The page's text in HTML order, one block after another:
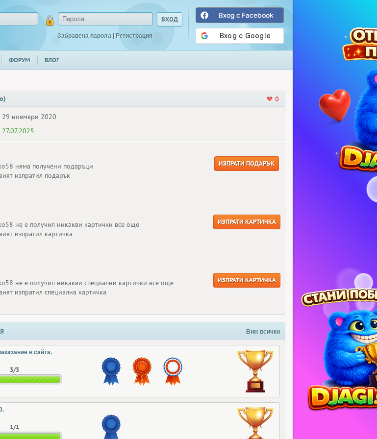
Забравена парола | Регистрация
Вход с Facebook
ФОРУМ БЛОГ
0
29 ноември 2020
27.07.2025
няма получени подаръци
изпратил подарък
ИЗПРАТИ ПОДАРЪК
не е получил никакви картички все още
изпратил картичка
ИЗПРАТИ КАРТИЧКА
не е получил никакви специални картички все още
изпратил специална картичка
ИЗПРАТИ КАРТИЧКА
Виж всички
в сайта.
3/3
1/1